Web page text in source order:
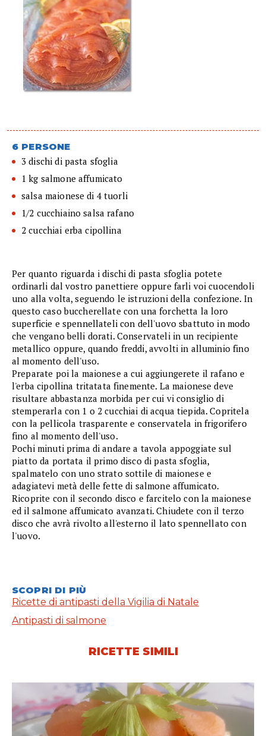
6 PERSONE
3 dischi di pasta sfoglia
1 kg salmone affumicato
salsa maionese di 4 tuorli
1/2 cucchiaino salsa rafano
2 cucchiai erba cipollina
Per quanto riguarda i dischi di pasta sfoglia potete
ordinarli dal vostro panettiere oppure farli voi cuocendoli
uno alla volta, seguendo le istruzioni della confezione. In
questo caso buccherellate con una forchetta la loro
superficie e spennellateli con dell'uovo sbattuto in modo
che vengano belli dorati. Conservateli in un recipiente
metallico oppure, quando freddi, avvolti in alluminio fino
al momento dell'uso.
Preparate poi la maionese a cui aggiungerete il rafano e
l'erba cipollina tritatata finemente. La maionese deve
risultare abbastanza morbida per cui vi consiglio di
stemperarla con 1 o 2 cucchiai di acqua tiepida. Copritela
con la pellicola trasparente e conservatela in frigorifero
fino al momento dell'uso.
Pochi minuti prima di andare a tavola appoggiate sul
piatto da portata il primo disco di pasta sfoglia,
spalmatelo con uno strato sottile di maionese e
adagiatevi metà delle fette di salmone affumicato.
Ricoprite con il secondo disco e farcitelo con la maionese
ed il salmone affumicato avanzati. Chiudete con il terzo
disco che avrà rivolto all'esterno il lato spennellato con
l'uovo.
SCOPRI DI PIÙ
Ricette di antipasti della Vigilia di Natale
Antipasti di salmone
RICETTE SIMILI